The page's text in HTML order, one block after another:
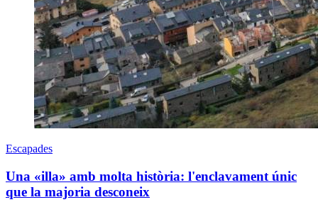
Escapades
Una «illa» amb molta història: l'enclavament únic
que la majoria desconeix